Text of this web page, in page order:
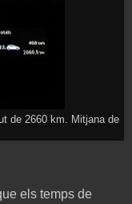
de 2660 km. Mitjana de
els temps de